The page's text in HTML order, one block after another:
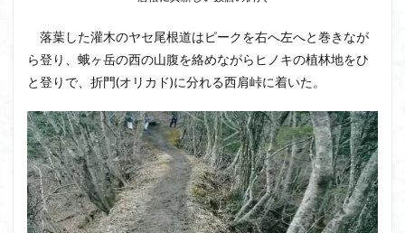
落葉した灌木のヤセ尾根道はピークを右へ左へと巻きなが
ら登り、蛾ヶ岳の西の山腹を絡めながらヒノキの植林地をひ
と登りで、折門(オリカド)に分れる西肩峠に着いた。